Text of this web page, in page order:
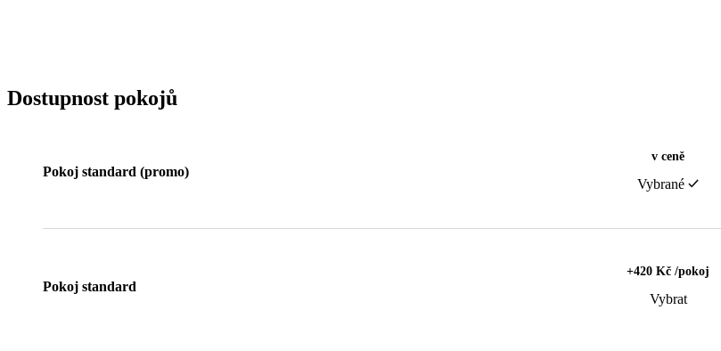
Dostupnost pokojů
Pokoj standard (promo)
v ceně
Vybrané
Pokoj standard
+420 Kč /pokoj
Vybrat